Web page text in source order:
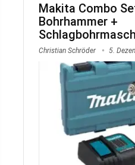
Makita Combo
Bohrhammer +
Christian Schröder 5.